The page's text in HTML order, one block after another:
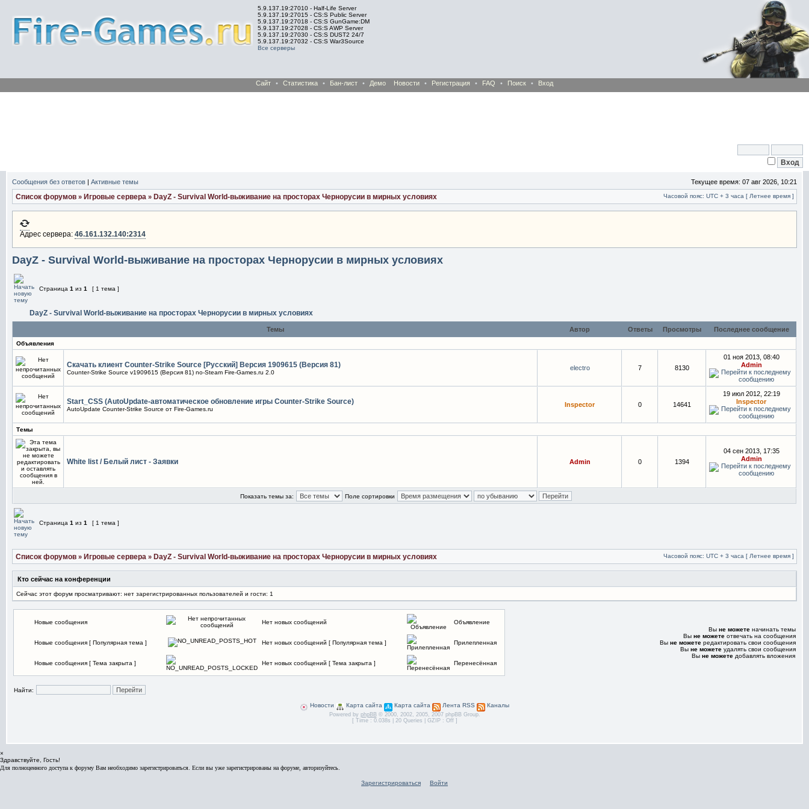
5.9.137.19:27010 - Half-Life Server
5.9.137.19:27015 - CS:S Public Server
5.9.137.19:27018 - CS:S GunGame:DM
5.9.137.19:27028 - CS:S AWP Server
5.9.137.19:27030 - CS:S DUST2 24/7
5.9.137.19:27032 - CS:S War3Source
Все серверы
Сайт • Статистика • Бан-лист • Демо Новости • Регистрация • FAQ • Поиск • Вход
Сообщения без ответов | Активные темы Текущее время: 07 авг 2026, 10:21
Список форумов » Игровые сервера » DayZ - Survival World-выживание на просторах Чернорусии в мирных условиях Часовой пояс: UTC + 3 часа [ Летнее время ]
Адрес сервера: 46.161.132.140:2314
DayZ - Survival World-выживание на просторах Чернорусии в мирных условиях
Страница 1 из 1 [ 1 тема ]
DayZ - Survival World-выживание на просторах Чернорусии в мирных условиях
Темы Автор Ответы Просмотры Последнее сообщение
Объявления
Скачать клиент Counter-Strike Source [Русский] Версия 1909615 (Версия 81)
Counter-Strike Source v1909615 (Версия 81) no-Steam Fire-Games.ru 2.0
electro 7 8130
01 ноя 2013, 08:40
Admin
Start_CSS (AutoUpdate-автоматическое обновление игры Counter-Strike Source)
AutoUpdate Counter-Strike Source от Fire-Games.ru
Inspector 0 14641
19 июл 2012, 22:19
Inspector
Темы
White list / Белый лист - Заявки Admin 0 1394
04 сен 2013, 17:35
Admin
Показать темы за: Поле сортировки
Страница 1 из 1 [ 1 тема ]
Список форумов » Игровые сервера » DayZ - Survival World-выживание на просторах Чернорусии в мирных условиях Часовой пояс: UTC + 3 часа [ Летнее время ]
Кто сейчас на конференции
Сейчас этот форум просматривают: нет зарегистрированных пользователей и гости: 1
Новые сообщения Нет новых сообщений Объявление
Новые сообщения [ Популярная тема ] Нет новых сообщений [ Популярная тема ] Прилепленная
Новые сообщения [ Тема закрыта ] Нет новых сообщений [ Тема закрыта ] Перенесённая
Вы не можете начинать темы
Вы не можете отвечать на сообщения
Вы не можете редактировать свои сообщения
Вы не можете удалять свои сообщения
Вы не можете добавлять вложения
Найти:
Новости Карта сайта Карта сайта Лента RSS Каналы
Powered by phpBB© 2000, 2002, 2005, 2007 phpBB Group.
[ Time : 0.038s | 20 Queries | GZIP : Off ]
×
Здравствуйте, Гость!
Для полноценного доступа к форуму Вам необходимо зарегистрироваться. Если вы уже зарегистрированы на форуме, авторизуйтесь.
Зарегистрироваться Войти